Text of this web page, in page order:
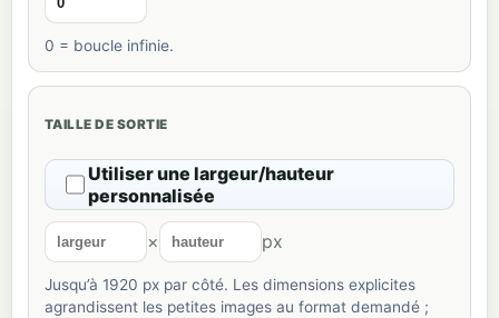
0 = boucle infinie.
TAILLE DE SORTIE
Utiliser une largeur/hauteur
personnalisée
× px
Jusqu’à 1920 px par côté. Les dimensions explicites
agrandissent les petites images au format demandé ;